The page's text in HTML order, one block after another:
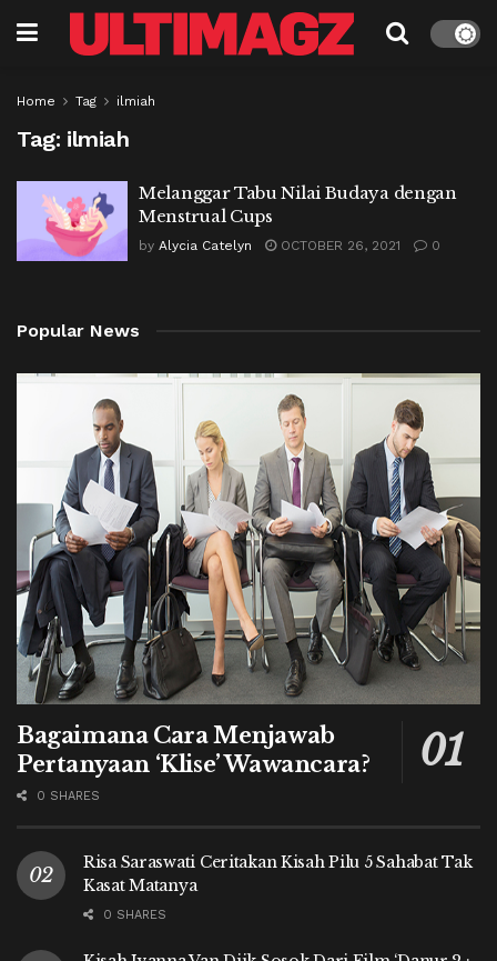
Home Tag ilmiah
Tag: ilmiah
Melanggar Tabu Nilai Budaya dengan
Menstrual Cups
by Alycia Catelyn OCTOBER 26, 2021 0
Popular News
Bagaimana Cara Menjawab
Pertanyaan ‘Klise’ Wawancara?
0 SHARES
Risa Saraswati Ceritakan Kisah Pilu 5 Sahabat Tak
Kasat Matanya
0 SHARES